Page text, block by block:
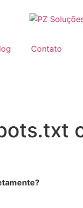
Contato